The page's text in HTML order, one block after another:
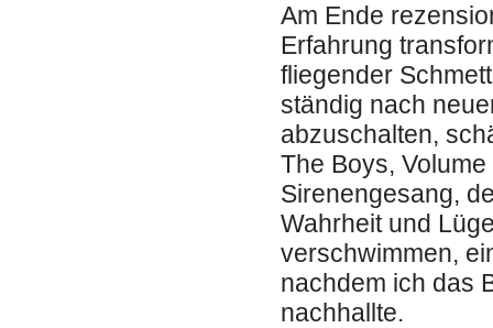
Am Ende
Erfahrung
fliegender
ständig nach
abzuschalten,
The Boys,
Sirenengesang,
Wahrheit und
verschwimmen,
nachdem ich das
nachhallte.